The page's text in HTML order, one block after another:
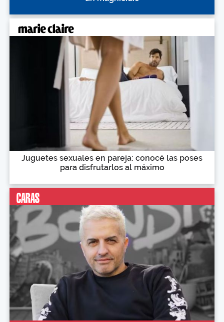
Juguetes sexuales en pareja: conocé las poses
para disfrutarlos al máximo